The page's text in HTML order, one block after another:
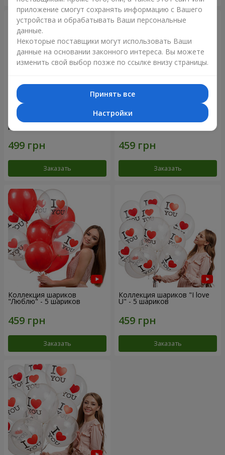
Коллекция шариков "День
рождения" (с Тедди)
Заказать
Коллекция шариков
Заказать
Коллекция шариков
"Люблю" - 5 шариков
Заказать
Коллекция шариков "I love
U" - 5 шариков
Заказать
приложение смогут сохранять информацию с Вашего
устройства и обрабатывать Ваши персональные
данные.
Некоторые поставщики могут использовать Ваши
данные на основании законного интереса. Вы можете
изменить свой выбор позже по ссылке внизу страницы.
Принять все
Настройки